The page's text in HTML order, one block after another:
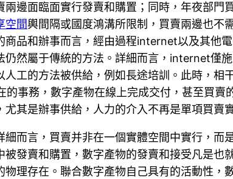
邊面臨面實行發賣和購置；同時，年夜部門
空間輿間隔或國度鴻溝所限制，買賣兩邊也不
品和辦事而言，經由過程internet以及其他
然屬于傳統的方法。詳細而言，internet僅
工的方法被供給，例如長途培訓。此時，相
務，數字產物在線上完成交付，甚至買賣
其是辦事供給，人力的介入不再是單項買賣
而言，買賣并非在一個實體空間中實行，而
發賣和購置，數字產物的發賣和接受凡是也
理存在。聯合數字產物自己具有的活動性，